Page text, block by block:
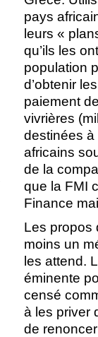
pays
leurs «
qu’ils les
population
d’obtenir
paiement
vivrières
destinées à
africains
de la
que la FMI
Finance
Les propos
moins un
les attend.
éminente
censé
à les priver
de